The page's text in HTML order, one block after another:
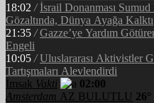
18:02 / İsrail Donanması
Gözaltında, Dünya Ayağa Kalktı
21:35 / Gazze’ye Yardım
Engeli
10:05 / Uluslararası Aktivistler
Tartışmaları Alevlendirdi
İmsak Vakti
02:00
Amsterdam AZ BULUTLU 26°